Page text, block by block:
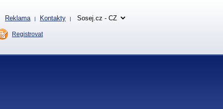
Reklama | Kontakty |
Registrovat